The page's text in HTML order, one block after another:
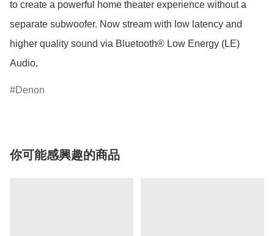
to create a powerful home theater experience without a
separate subwoofer. Now stream with low latency and
higher quality sound via Bluetooth® Low Energy (LE)
Audio.
Denon
你可能感興趣的商品